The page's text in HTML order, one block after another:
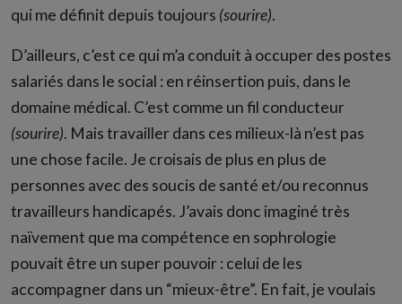
qui me définit depuis toujours (sourire).
D’ailleurs, c’est ce qui m’a conduit à occuper des postes
salariés dans le social : en réinsertion puis, dans le
domaine médical. C’est comme un fil conducteur
(sourire). Mais travailler dans ces milieux-là n’est pas
une chose facile. Je croisais de plus en plus de
personnes avec des soucis de santé et/ou reconnus
travailleurs handicapés. J’avais donc imaginé très
naïvement que ma compétence en sophrologie
pouvait être un super pouvoir : celui de les
accompagner dans un “mieux-être”. En fait, je voulais